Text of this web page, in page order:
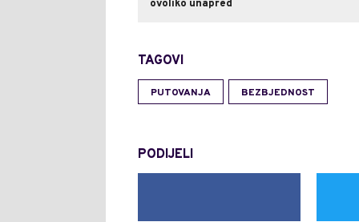
ovoliko unapred
TAGOVI
PUTOVANJA BEZBJEDNOST
PODIJELI